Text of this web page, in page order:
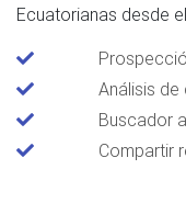
Ecuatorianas desde
Análisis
Buscador
Compartir